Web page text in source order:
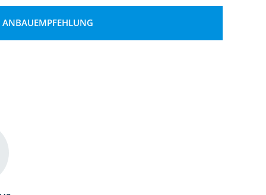
ANBAUEMPFEHLUNG